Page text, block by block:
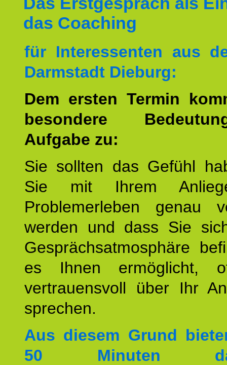
das Coaching
für Interessenten aus
Darmstadt Dieburg:
Dem ersten Termin
besondere
Aufgabe zu:
Sie sollten das Gefühl
Sie mit Ihrem
Problemerleben genau
werden und dass Sie
Gesprächsatmosphäre
es Ihnen ermöglicht,
vertrauensvoll über Ihr
sprechen.
Aus diesem Grund
50 Minuten